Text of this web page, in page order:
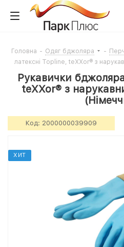
Головна - Одяг бджоляра -
латексні Topline, teXXor® з
Рукавички
teXXor® з
Код: 2000000039909
ХИТ